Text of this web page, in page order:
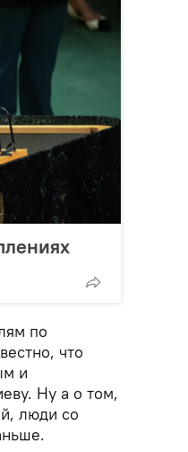
по
что
и
Ну а о том,
люди со